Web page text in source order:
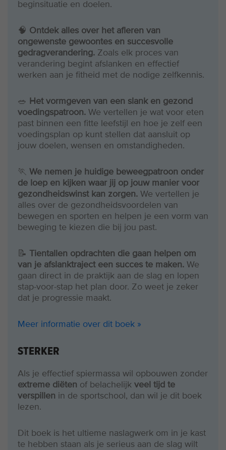
beginsituatie en doelen.
🧠 Ontdek alles over het afleren van
ongewenste gewoontes en succesvolle
gedragverandering. Zoals elk proces van
verandering begint afslanken en effectief
werken aan je fitheid met de nodige zelfkennis.
🥗
Het vormgeven van een slank en gezond
voedingspatroon. We vertellen je wat voor eten
past binnen een fitte leefstijl en hoe je zelf een
voedingsplan op kunt stellen dat aansluit op
jouw doelen, wensen en omstandigheden.
🏃 We nemen je huidige beweegpatroon onder
de loep en kijken waar jij op jouw manier voor
gezondheidswinst kan zorgen. We vertellen je
alles over de gezondheidsvoordelen van
bewegen en sporten en helpen je een vorm van
beweging te kiezen die bij jou past.
📝 Tientallen opdrachten die gaan helpen om
van je afslanktraject een succes te maken. We
gaan direct in de praktijk aan de slag en lopen
stap-voor-stap het plan door. Zo weet je zeker
dat je progressie maakt.
Meer informatie over dit boek »
STERKER
Als je effectief spiermassa wil opbouwen zonder
extreme diëten of belachelijk veel tijd te
verspillen in de sportschool, dan wil je dit boek
lezen.
Dit boek is het ultieme naslagwerk om in je kast
te hebben staan als je serieus aan de slag wilt